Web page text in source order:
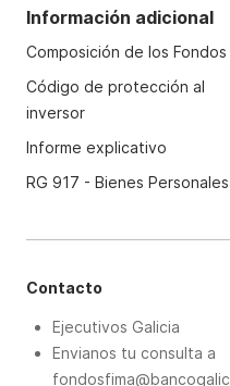
Información adicional
Composición de los Fondos
Código de protección al
inversor
Informe explicativo
RG 917 - Bienes Personales
Contacto
Ejecutivos Galicia
Envianos tu consulta a
fondosfima@bancogalic